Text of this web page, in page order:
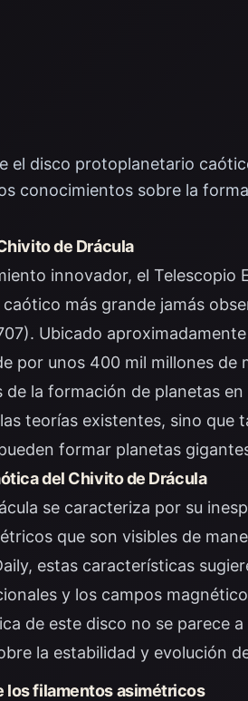
el disco protoplanetario
conocimientos sobre la
de Drácula
innovador, el Telescopio
más grande jamás
Ubicado
por unos 400 mil millones de
de la formación de planetas
teorías existentes, sino
formar planetas
del Chivito de Drácula
se caracteriza por su
que son visibles de
, estas características
y los campos
de este disco no se parece
la estabilidad y evolución
los filamentos asimétricos